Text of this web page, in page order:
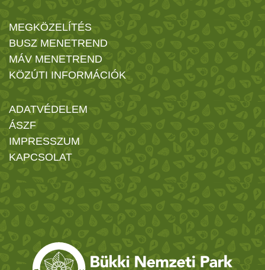
MEGKÖZELÍTÉS
BUSZ MENETREND
MÁV MENETREND
KÖZÚTI INFORMÁCIÓK
ADATVÉDELEM
ÁSZF
IMPRESSZUM
KAPCSOLAT